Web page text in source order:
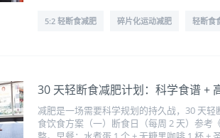
5:2 轻断食减肥 碎片化运动减肥 轻断食
30 天轻断食减肥计划：科学食谱 +
减肥是一场需要科学规划的持久战，30 天
食饮食方案（一）断食日（每周 2 天）参考